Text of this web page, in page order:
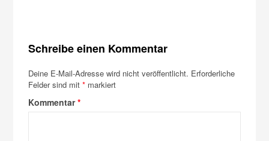
Schreibe einen Kommentar
Deine E-Mail-Adresse wird nicht veröffentlicht. Erforderliche
Felder sind mit* markiert
Kommentar*